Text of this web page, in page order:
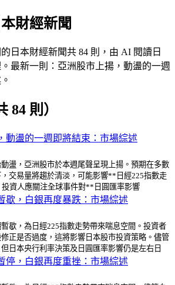
財經新聞
日本財經新聞共 84 則，由 AI 閱讀日
最新一則：亞洲股市上揚，動盪的一週
84 則）
動盪的一週即將結束：市場綜述
盪，亞洲股市於本週尾聲呈現上揚。預期在多數
交易量將趨於清淡，可能影響**日經225指數走
資人應關注全球事件對**日圓匯率影響
歇，白銀再度暴跌：市場綜述
歇，為日經225指數走勢帶來喘息空間。投資者
正是否過度，這將影響日本股市投資策略。儘管
日本央行利率決策及日圓匯率影響仍是左右日
停，白銀再度重挫：市場綜述